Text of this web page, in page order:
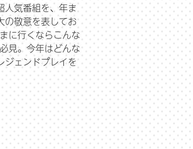
人気番組を、年ま
の敬意を表してお
に行くならこんな
見。今年はどんな
ジェンドプレイを